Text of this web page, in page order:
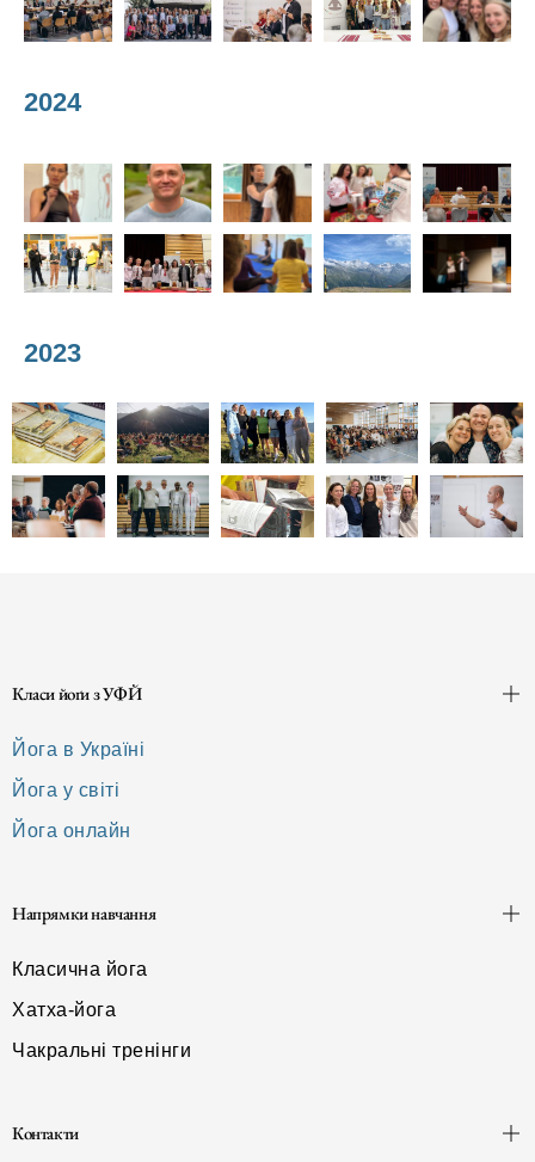
2024
2023
Класи йоґи з УФЙ
Йога в Україні
Йога у світі
Йога онлайн
Напрямки навчання
Класична йога
Хатха-йога
Чакральні тренінги
Контакти